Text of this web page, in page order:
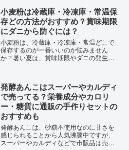
感が出せ美味しくなりますよね。アーモ
ンドプードルは、100均...
小麦粉は冷蔵庫・冷凍庫・常温保
存どの方法がおすすめ？賞味期限
にダニから防ぐには？
小麦粉は、冷蔵庫・冷凍庫・常温どこで
保存するのが一番いいのか悩みません
か？暑い夏は、賞味期限やダニの発生も
粉のそんな疑問についてまとめてみまし
た。
発酵あんこはスーパーやカルディ
で売ってる？栄養成分やカロリ
ー・糖質に通販の手作りセットの
おすすめも
発酵あんこは、砂糖不使用なのに甘さを
感じられることから人気沸騰中ですが、
スーパーやカルディなどで市販品は売っ